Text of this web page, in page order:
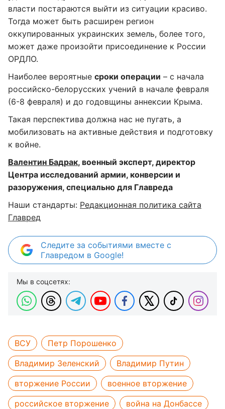
власти постараются выйти из ситуации красиво.
Тогда может быть расширен регион
оккупированных украинских земель, более того,
может даже произойти присоединение к России
ОРДЛО.
Наиболее вероятные сроки операции – с начала
российско-белорусских учений в начале февраля
(6-8 февраля) и до годовщины аннексии Крыма.
Такая перспектива должна нас не пугать, а
мобилизовать на активные действия и подготовку
к войне.
Валентин Бадрак, военный эксперт, директор
Центра исследований армии, конверсии и
разоружения, специально для Главреда
Наши стандарты: Редакционная политика сайта
Главред
Следите за событиями вместе с
Главредом в Google!
Мы в соцсетях:
ВСУ
Петр Порошенко
Владимир Зеленский
Владимир Путин
вторжение России
военное вторжение
российское вторжение
война на Донбассе